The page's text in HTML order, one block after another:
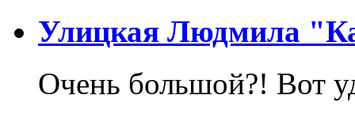
Улицкая Людмила
Очень большой?! Вот